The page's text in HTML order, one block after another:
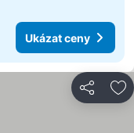
Ukázat ceny
Sdílet